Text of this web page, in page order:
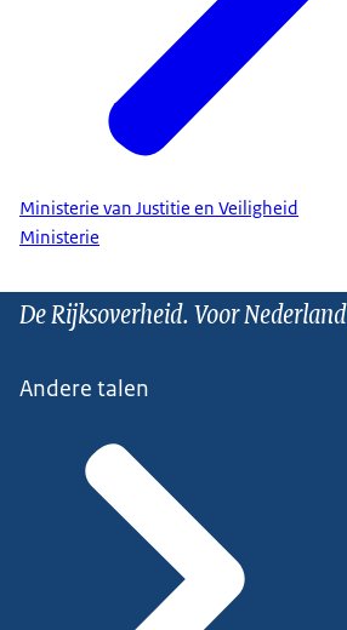
Ministerie van Justitie en Veiligheid
Ministerie
De Rijksoverheid. Voor Nederland
Andere talen